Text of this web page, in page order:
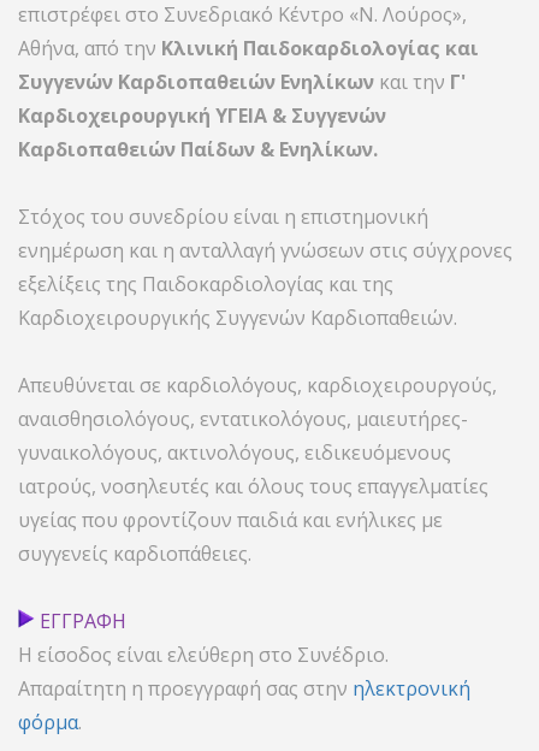
επιστρέφει στο Συνεδριακό Κέντρο «Ν. Λούρος»,
Αθήνα, από την Κλινική Παιδοκαρδιολογίας και
Συγγενών Καρδιοπαθειών Ενηλίκων και την Γ'
Καρδιοχειρουργική ΥΓΕΙΑ & Συγγενών
Καρδιοπαθειών Παίδων & Ενηλίκων.
Στόχος του συνεδρίου είναι η επιστημονική
ενημέρωση και η ανταλλαγή γνώσεων στις σύγχρονες
εξελίξεις της Παιδοκαρδιολογίας και της
Καρδιοχειρουργικής Συγγενών Καρδιοπαθειών.
Απευθύνεται σε καρδιολόγους, καρδιοχειρουργούς,
αναισθησιολόγους, εντατικολόγους, μαιευτήρες-
γυναικολόγους, ακτινολόγους, ειδικευόμενους
ιατρούς, νοσηλευτές και όλους τους επαγγελματίες
υγείας που φροντίζουν παιδιά και ενήλικες με
συγγενείς καρδιοπάθειες.
ΕΓΓΡΑΦΗ
Η είσοδος είναι ελεύθερη στο Συνέδριο.
Απαραίτητη η προεγγραφή σας στην ηλεκτρονική
φόρμα.